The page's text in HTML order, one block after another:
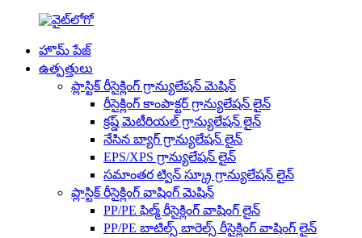
హొమ్ పేజ్
ఉత్పత్తులు
ప్లాస్టిక్ రీసైక్లింగ్ గ్రాన్యులేషన్ మెషిన్
రీసైక్లింగ్ కాంపాక్టర్ గ్రాన్యులేషన్ లైన్
క్రష్డ్ మెటీరియల్ గ్రాన్యులేషన్ లైన్
నేసిన బ్యాగ్ గ్రాన్యులేషన్ లైన్
EPS/XPS గ్రాన్యులేషన్ లైన్
సమాంతర ట్విన్ స్క్రూ గ్రాన్యులేషన్ లైన్
ప్లాస్టిక్ రీసైక్లింగ్ వాషింగ్ మెషిన్
PP/PE ఫిల్మ్ రీసైక్లింగ్ వాషింగ్ లైన్
PP/PE బాటిల్స్ బారెల్స్ రీసైక్లింగ్ వాషింగ్ లైన్